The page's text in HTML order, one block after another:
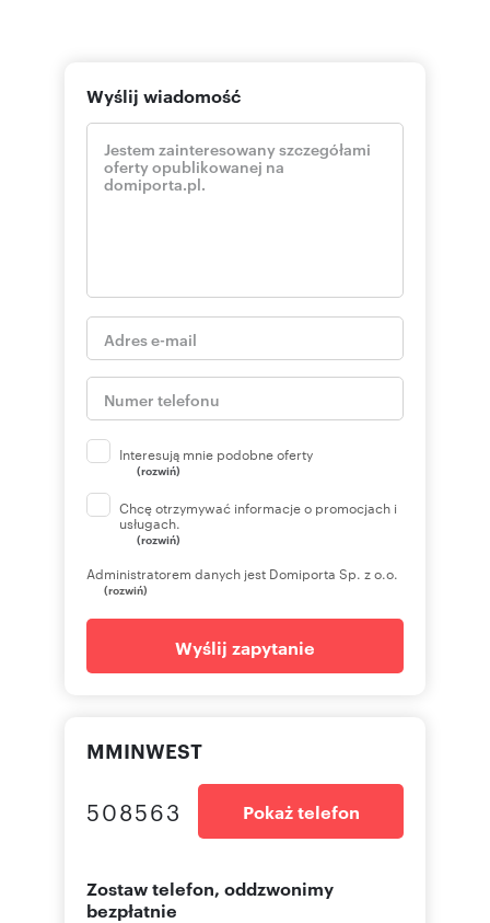
Wyślij wiadomość
Interesują mnie podobne oferty
(rozwiń)
Chcę otrzymywać informacje o promocjach i
usługach.
(rozwiń)
Administratorem danych jest Domiporta Sp. z o.o.
(rozwiń)
Wyślij zapytanie
MMINWEST
508563 Pokaż telefon
Zostaw telefon, oddzwonimy
bezpłatnie